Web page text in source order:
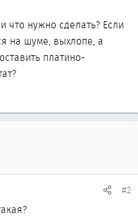
что нужно сделать? Если
на шуме, выхлопе, а
платино-
#2